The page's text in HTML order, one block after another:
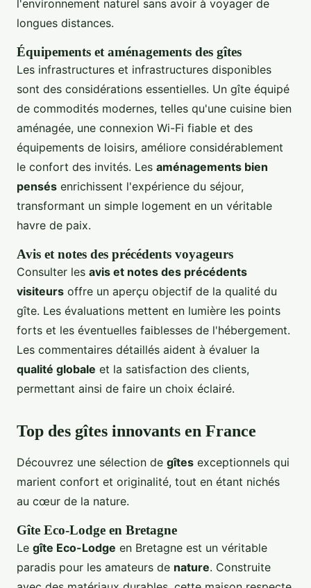
l'environnement naturel sans avoir à voyager de
longues distances.
Équipements et aménagements des gîtes
Les infrastructures et infrastructures disponibles
sont des considérations essentielles. Un gîte équipé
de commodités modernes, telles qu'une cuisine bien
aménagée, une connexion Wi-Fi fiable et des
équipements de loisirs, améliore considérablement
le confort des invités. Les aménagements bien
pensés enrichissent l'expérience du séjour,
transformant un simple logement en un véritable
havre de paix.
Avis et notes des précédents voyageurs
Consulter les avis et notes des précédents
visiteurs offre un aperçu objectif de la qualité du
gîte. Les évaluations mettent en lumière les points
forts et les éventuelles faiblesses de l'hébergement.
Les commentaires détaillés aident à évaluer la
qualité globale et la satisfaction des clients,
permettant ainsi de faire un choix éclairé.
Top des gîtes innovants en France
Découvrez une sélection de gîtes exceptionnels qui
marient confort et originalité, tout en étant nichés
au cœur de la nature.
Gîte Eco-Lodge en Bretagne
Le gîte Eco-Lodge en Bretagne est un véritable
paradis pour les amateurs de nature. Construite